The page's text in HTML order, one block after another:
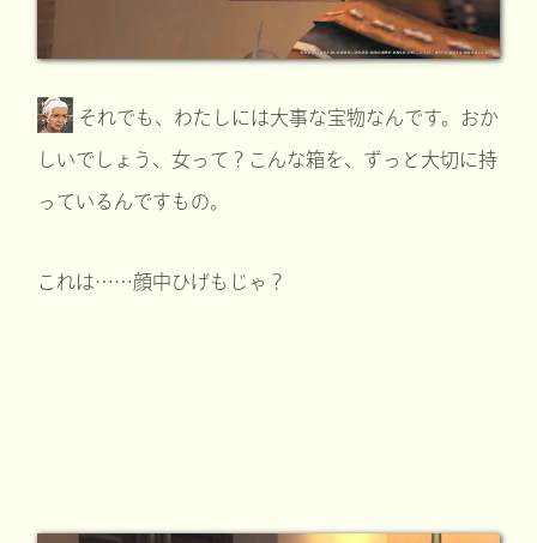
それでも、わたしには大事な宝物なんです。おか
しいでしょう、女って？こんな箱を、ずっと大切に持
っているんですもの。
これは……顔中ひげもじゃ？